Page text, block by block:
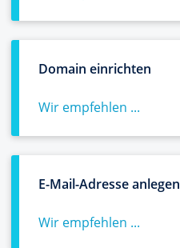
Domain einrichten
Wir empfehlen ...
E-Mail-Adresse anlegen
Wir empfehlen ...